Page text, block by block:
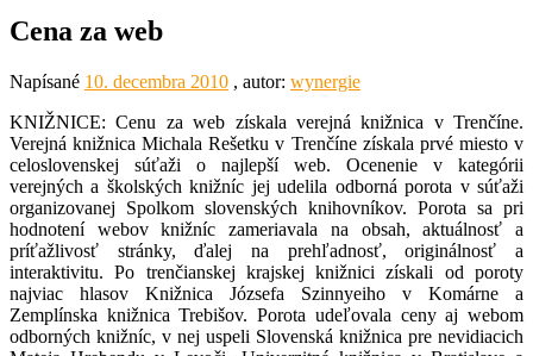
Cena za web
Napísané 10. decembra 2010 , autor: wynergie
KNIŽNICE: Cenu za web získala verejná knižnica v Trenčíne.
Verejná knižnica Michala Rešetku v Trenčíne získala prvé miesto v
celoslovenskej súťaži o najlepší web. Ocenenie v kategórii
verejných a školských knižníc jej udelila odborná porota v súťaži
organizovanej Spolkom slovenských knihovníkov. Porota sa pri
hodnotení webov knižníc zameriavala na obsah, aktuálnosť a
príťažlivosť stránky, ďalej na prehľadnosť, originálnosť a
interaktivitu. Po trenčianskej krajskej knižnici získali od poroty
najviac hlasov Knižnica Józsefa Szinnyeiho v Komárne a
Zemplínska knižnica Trebišov. Porota udeľovala ceny aj webom
odborných knižníc, v nej uspeli Slovenská knižnica pre nevidiacich